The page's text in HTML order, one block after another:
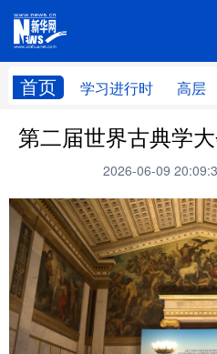
首页 学习进行时 高层
网站
学习进行时 高层
财经
台湾 思客智库
科技 科创
文化 书画
访谈 视频
第二届世界古典学
2026-06-09